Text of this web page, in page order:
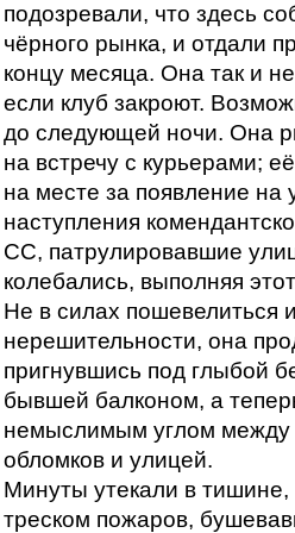
подозревали, что здесь
чёрного рынка, и отдали
концу месяца. Она так и
если клуб закроют.
до следующей ночи. Она
на встречу с курьерами;
на месте за появление на
наступления
СС, патрулировавшие
колебались, выполняя
Не в силах пошевелиться
нерешительности, она
пригнувшись под глыбой
бывшей балконом, а
немыслимым углом между
обломков и улицей.
Минуты утекали в
треском пожаров,